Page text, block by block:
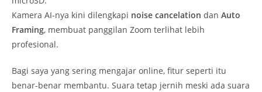
Kamera AI-nya kini dilengkapi noise cancelation dan Auto
Framing, membuat panggilan Zoom terlihat lebih
profesional.
Bagi saya yang sering mengajar online, fitur seperti itu
benar-benar membantu. Suara tetap jernih meski ada suara